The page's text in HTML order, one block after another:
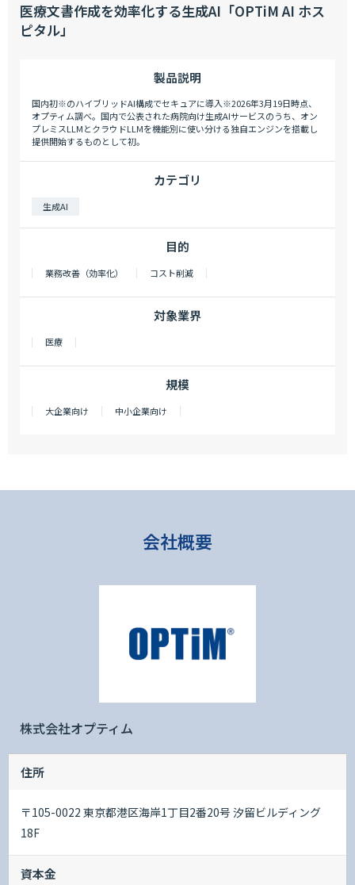
医療文書作成を効率化する生成AI「OPTiM AI ホス
ピタル」
製品説明
国内初※のハイブリッドAI構成でセキュアに導入※2026年3月19日時点、
オプティム調べ。国内で公表された病院向け生成AIサービスのうち、オン
プレミスLLMとクラウドLLMを機能別に使い分ける独自エンジンを搭載し
提供開始するものとして初。
カテゴリ
生成AI
目的
業務改善（効率化） コスト削減
対象業界
医療
規模
大企業向け 中小企業向け
会社概要
株式会社オプティム
住所
〒105-0022 東京都港区海岸1丁目2番20号 汐留ビルディング
18F
資本金